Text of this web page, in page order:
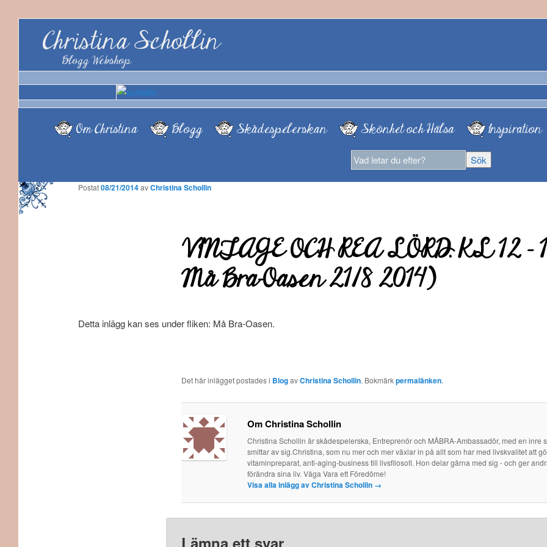
Christina Schollin
Blogg Webshop
Om Christina Blogg Skådespelerskan Skönhet och Hälsa Inspiration
VINTAGE OCH REA LÖRD. KL 12 –
Må Bra-Oasen 21/8 2014)
Postat08/21/2014 avChristina Schollin
Detta inlägg kan ses under fliken: Må Bra-Oasen.
Det här inlägget postades i BlogavChristina Schollin. Bokmärkpermalänken.
Om Christina Schollin
Christina Schollin är skådespelerska, Entreprenör och MÅBRA-Ambassadör, med en inre
smittar av sig.Christina, som nu mer och mer växlar in på allt som har med livskvalitet att
vitaminpreparat, anti-aging-business till livsfilosofi. Hon delar gärna med sig - och ger
förändra sina liv. Våga Vara ett Föredöme!
Visa alla inlägg av Christina Schollin →
Lämna ett svar